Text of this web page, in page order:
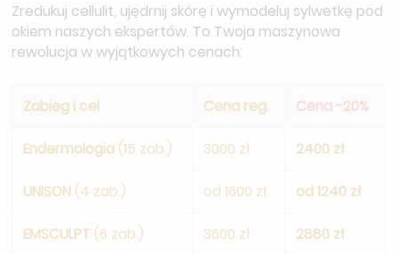
Zredukuj cellulit, ujędrnij skórę i wymodeluj sylwetkę pod
okiem naszych ekspertów. To Twoja maszynowa
rewolucja w wyjątkowych cenach:
Zabieg i cel Cena reg. Cena -20%
Endermologia (15 zab.) 3000 zł 2400 zł
UNISON (4 zab.) od 1600 zł od 1240 zł
EMSCULPT (6 zab.) 3600 zł 2880 zł